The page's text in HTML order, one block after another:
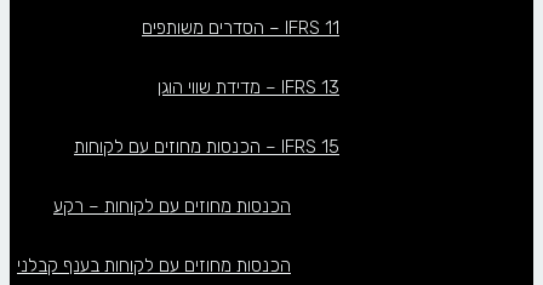
IFRS 11 – הסדרים משותפים
IFRS 13 – מדידת שווי הוגן
IFRS 15 – הכנסות מחוזים עם לקוחות
הכנסות מחוזים עם לקוחות – רקע
הכנסות מחוזים עם לקוחות בענף קבלני